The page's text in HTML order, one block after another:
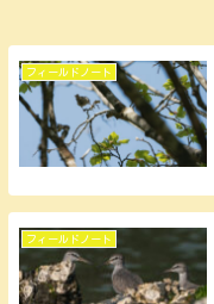
フィールドノート
フィールドノート